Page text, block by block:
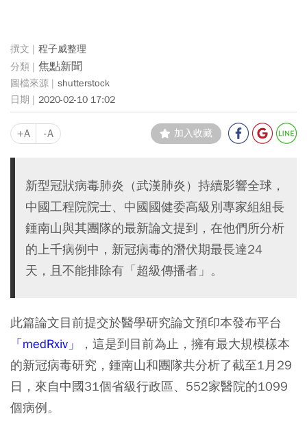
程子威整理
焦點新聞
shutterstock
2020-02-10 17:02
+A -A 加入收藏
新型冠狀病毒肺炎（武漢肺炎）持續影響全球，
中國工程院院士、中國國健委高級別專家組組長
鍾南山與其團隊的最新論文提到，在他們所分析
的上千病例中，新冠病毒的潛伏期最長達24
天，且不能排除有「超級傳播者」。
此篇論文目前提交於醫學研究論文預印本發布平台
「medRxiv」
，這是到目前為止，擁有最大規模樣本
的新冠病毒研究，鍾南山和團隊共分析了截至1月29
日，來自中國31個省級行政區、552家醫院的1099
個病例。